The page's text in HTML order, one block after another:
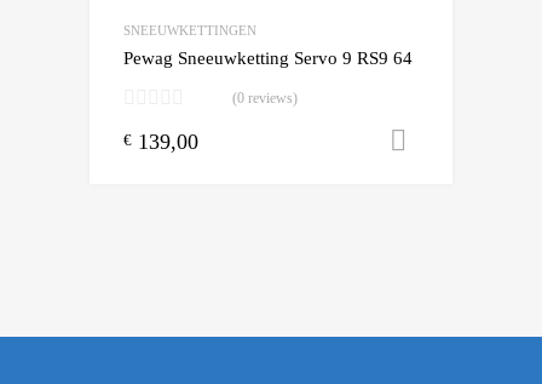
SNEEUWKETTINGEN
Pewag Sneeuwketting Servo 9 RS9 64
(0 reviews)
€ 139,00